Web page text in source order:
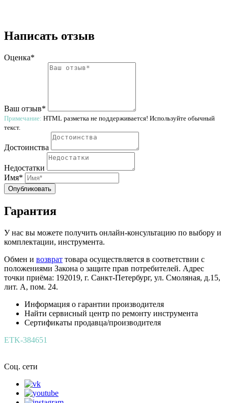
Написать отзыв
Оценка*
Ваш отзыв*
Примечание: HTML разметка не поддерживается! Используйте обычный
текст.
Достоинства
Недостатки
Имя*
Опубликовать
Гарантия
У нас вы можете получить онлайн-консультацию по выбору и
комплектации, инструмента.
Обмен и возврат товара осуществляется в соответствии с
положениями Закона о защите прав потребителей. Адрес
точки приёма: 192019, г. Санкт-Петербург, ул. Смоляная, д.15,
лит. А, пом. 24.
Информация о гарантии производителя
Найти сервисный центр по ремонту инструмента
Сертификаты продавца/производителя
ETK-384651
Соц. сети